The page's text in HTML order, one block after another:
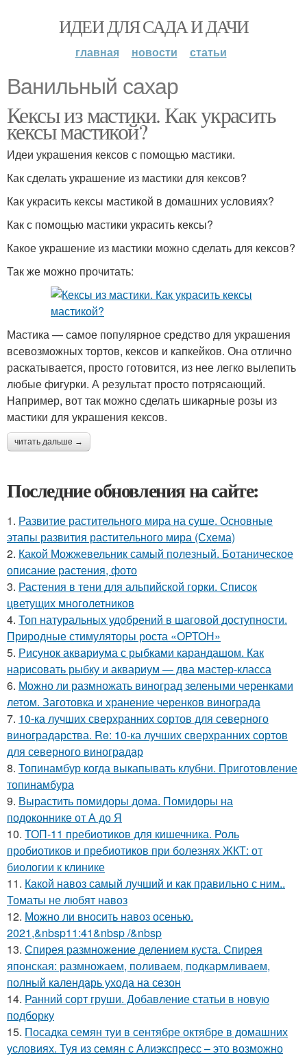
ИДЕИ ДЛЯ САДА И ДАЧИ
главная новости статьи
Ванильный сахар
Кексы из мастики. Как украсить
кексы мастикой?
Идеи украшения кексов с помощью мастики.
Как сделать украшение из мастики для кексов?
Как украсить кексы мастикой в домашних условиях?
Как с помощью мастики украсить кексы?
Какое украшение из мастики можно сделать для кексов?
Так же можно прочитать:
Мастика — самое популярное средство для украшения
всевозможных тортов, кексов и капкейков. Она отлично
раскатывается, просто готовится, из нее легко вылепить
любые фигурки. А результат просто потрясающий.
Например, вот так можно сделать шикарные розы из
мастики для украшения кексов.
читать дальше →
Последние обновления на сайте:
1. Развитие растительного мира на суше. Основные
этапы развития растительного мира (Схема)
2. Какой Можжевельник самый полезный. Ботаническое
описание растения, фото
3. Растения в тени для альпийской горки. Список
цветущих многолетников
4. Топ натуральных удобрений в шаговой доступности.
Природные стимуляторы роста «ОРТОН»
5. Рисунок аквариума с рыбками карандашом. Как
нарисовать рыбку и аквариум — два мастер-класса
6. Можно ли размножать виноград зелеными черенками
летом. Заготовка и хранение черенков винограда
7. 10-ка лучших сверхранних сортов для северного
виноградарства. Re: 10-ка лучших сверхранних сортов
для северного виноградар
8. Топинамбур когда выкапывать клубни. Приготовление
топинамбура
9. Вырастить помидоры дома. Помидоры на
подоконнике от А до Я
10. ТОП-11 пребиотиков для кишечника. Роль
пробиотиков и пребиотиков при болезнях ЖКТ: от
биологии к клинике
11. Какой навоз самый лучший и как правильно с ним..
Томаты не любят навоз
12. Можно ли вносить навоз осенью.
2021,&nbsp11:41&nbsp /&nbsp
13. Спирея размножение делением куста. Спирея
японская: размножаем, поливаем, подкармливаем,
полный календарь ухода на сезон
14. Ранний сорт груши. Добавление статьи в новую
подборку
15. Посадка семян туи в сентябре октябре в домашних
условиях. Туя из семян с Алиэкспресс – это возможно